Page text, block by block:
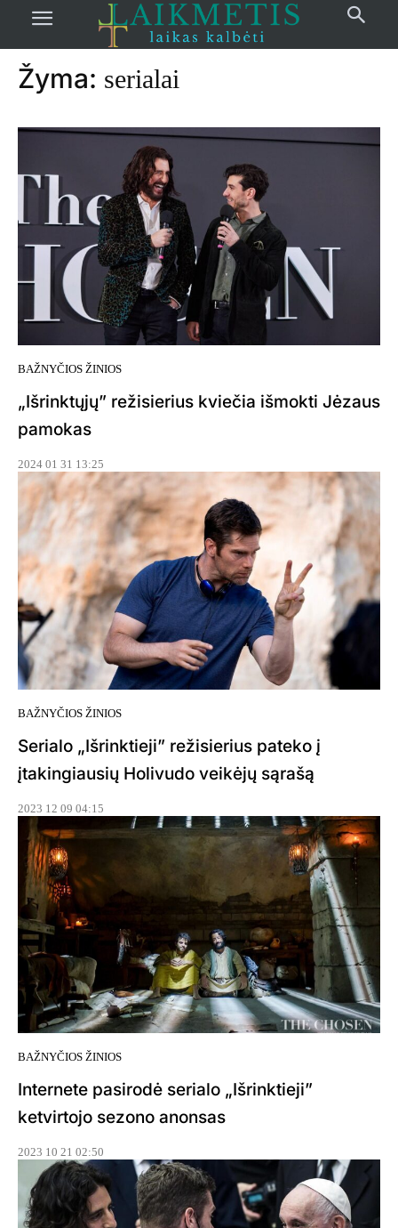
žymos Serialai
Žyma: serialai
BAŽNYČIOS ŽINIOS
„Išrinktųjų” režisierius kviečia išmokti Jėzaus
pamokas
2024 01 31 13:25
BAŽNYČIOS ŽINIOS
Serialo „Išrinktieji” režisierius pateko į
įtakingiausių Holivudo veikėjų sąrašą
2023 12 09 04:15
BAŽNYČIOS ŽINIOS
Internete pasirodė serialo „Išrinktieji”
ketvirtojo sezono anonsas
2023 10 21 02:50